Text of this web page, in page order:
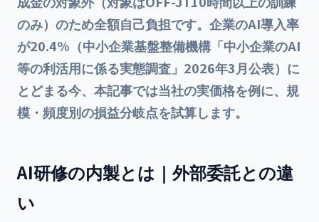
のみ）のため全額自己負担です。企業のAI導入率
が20.4%（中小企業基盤整備機構「中小企業のAI
等の利活用に係る実態調査」2026年3月公表）に
とどまる今、本記事では当社の実価格を例に、規
模・頻度別の損益分岐点を試算します。
AI研修の内製とは｜外部委託との違
い